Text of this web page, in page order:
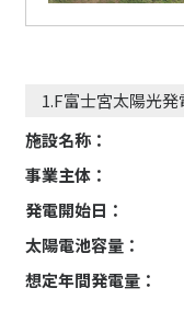
1.F富士宮太陽光
施設名称：
事業主体：
発電開始日：
太陽電池容量：
想定年間発電量：